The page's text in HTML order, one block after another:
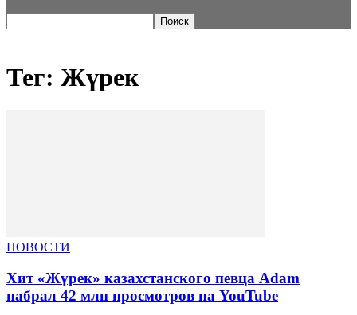
Тег: Жүрек
НОВОСТИ
Хит «Жүрек» казахстанского певца Adam
набрал 42 млн просмотров на YouTube